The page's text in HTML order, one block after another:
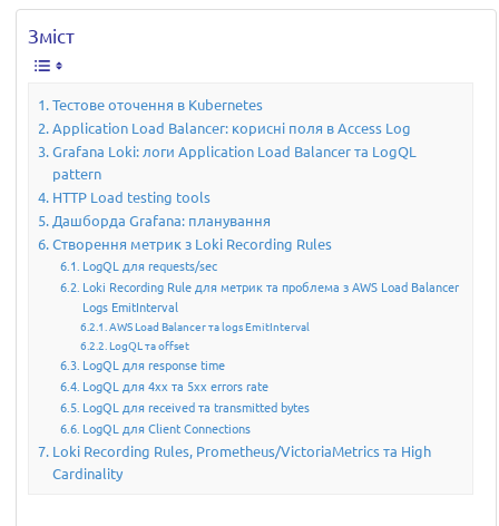
Зміст
Тестове оточення в Kubernetes
Application Load Balancer: корисні поля в Access Log
Grafana Loki: логи Application Load Balancer та LogQL
pattern
HTTP Load testing tools
Дашборда Grafana: планування
Створення метрик з Loki Recording Rules
LogQL для requests/sec
Loki Recording Rule для метрик та проблема з AWS Load Balancer
Logs EmitInterval
AWS Load Balancer та logs EmitInterval
LogQL та offset
LogQL для response time
LogQL для 4xx та 5xx errors rate
LogQL для received та transmitted bytes
LogQL для Client Connections
Loki Recording Rules, Prometheus/VictoriaMetrics та High
Cardinality